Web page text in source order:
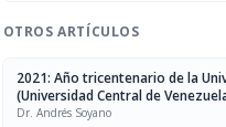
OTROS ARTÍCULOS
2021: Año tricentenario de la
(Universidad Central de
Dr. Andrés Soyano